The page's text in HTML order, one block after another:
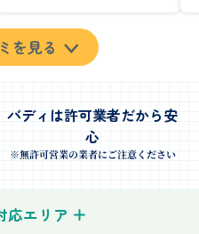
とができました。特に、
古い家具や壊れた家電な
ど、処分が難しいものが
きました。
当日は2名のスタッフが来
てくださり、作業の流れ
ちらも安心感を持って作
を見る
バディは許可業者だから安
心
※無許可営業の業者にご注意ください
応エリア